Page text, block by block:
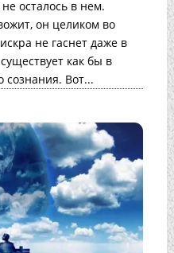
осталось в нем.
он целиком во
не гаснет даже в
как бы в
сознания. Вот...